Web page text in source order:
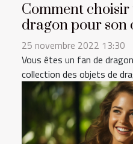
Comment
dragon pour son
25 novembre 2022 13:30
Vous êtes un fan de
collection des objets de